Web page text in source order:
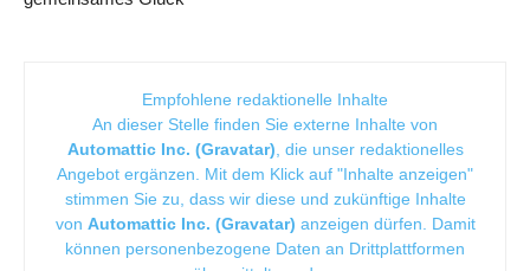
Empfohlene redaktionelle Inhalte
An dieser Stelle finden Sie externe Inhalte von
Automattic Inc. (Gravatar) , die unser redaktionelles
Angebot ergänzen. Mit dem Klick auf "Inhalte anzeigen"
stimmen Sie zu, dass wir diese und zukünftige Inhalte
von Automattic Inc. (Gravatar) anzeigen dürfen. Damit
können personenbezogene Daten an Drittplattformen